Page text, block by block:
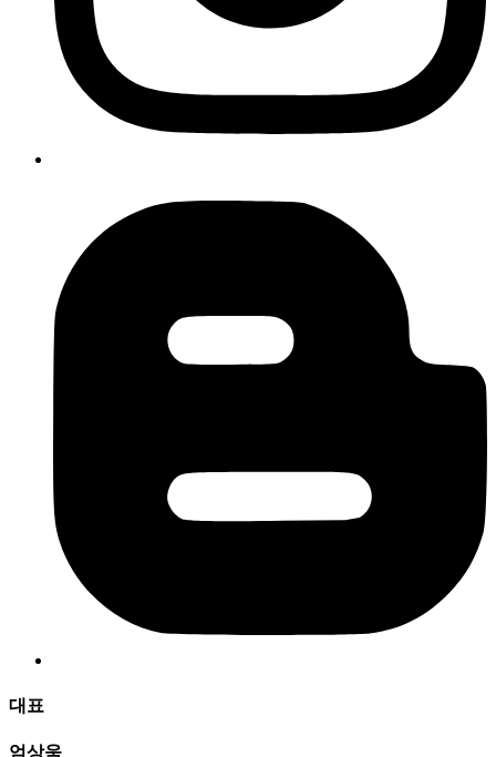
대표
엄상욱